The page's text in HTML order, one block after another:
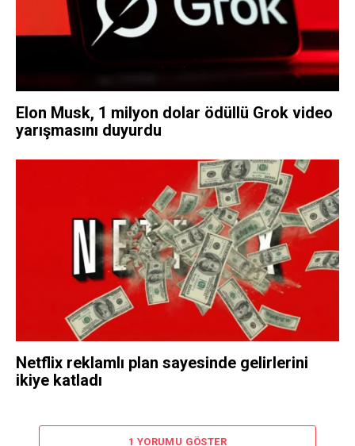
Elon Musk, 1 milyon dolar ödüllü Grok video
yarışmasını duyurdu
Netflix reklamlı plan sayesinde gelirlerini
ikiye katladı
1 YORUMU GÖSTER